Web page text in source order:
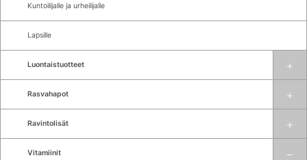
Kuntoilijalle ja urheilijalle
Lapsille
Luontaistuotteet
Rasvahapot
Ravintolisät
Vitamiinit